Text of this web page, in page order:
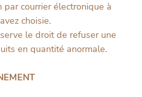
par courrier électronique à
choisie.
le droit de refuser une
en quantité anormale.